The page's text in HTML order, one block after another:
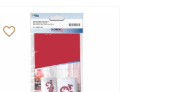
favorite_border